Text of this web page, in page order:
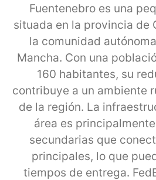
Fuentenebro es una
situada en la provincia de
la comunidad
Mancha. Con una
160 habitantes, su
contribuye a un ambiente
de la región. La
área es
secundarias que
principales, lo que
tiempos de entrega.